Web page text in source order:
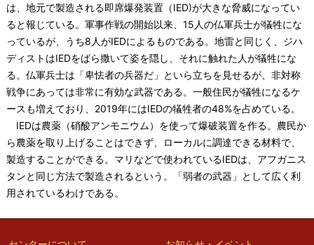
は、地元で製造される即席爆発装置（IED)が大きな脅威になってい
ると報じている。軍事作戦の開始以来、15人の仏軍兵士が犠牲にな
っているが、うち8人がIEDによるものである。地雷と同じく、ジハ
ディストはIEDをばら撒いて姿を隠し、それに触れた人が犠牲にな
る。仏軍兵士は「卑怯者の兵器だ」といら立ちを見せるが、非対称
戦争にあっては非常に有効な武器である。一般住民が犠牲になるケ
ースも増えており、2019年にはIEDの犠牲者の48%を占めている。
IEDは農薬（硝酸アンモニウム）を使って爆破装置を作る。農民か
ら農薬を取り上げることはできず、ローカルに調達できる材料で、
製造することができる。マリなどで使われているIEDは、アフガニス
タンと同じ方法で製造されるという。「弱者の武器」として広く利
用されているわけである。